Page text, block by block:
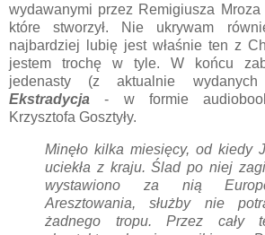
wydawanymi przez Remigiusza
które stworzył. Nie ukrywam
najbardziej lubię jest właśnie ten z
jestem trochę w tyle. W końcu
jedenasty (z aktualnie
Ekstradycja - w formie
Krzysztofa Gosztyły.
Minęło kilka miesięcy, od kiedy
uciekła z kraju. Ślad po niej
wystawiono za nią
Aresztowania, służby nie
żadnego tropu. Przez cały